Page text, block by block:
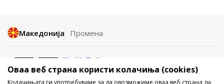
Македонија Промена
Оваа веб страна користи колачиња (cookies)
Колачињата ги употребуваме за да овозможиме оваа веб страна да